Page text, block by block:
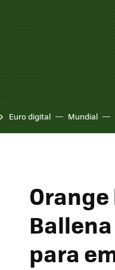
Euro digital Mundial
para